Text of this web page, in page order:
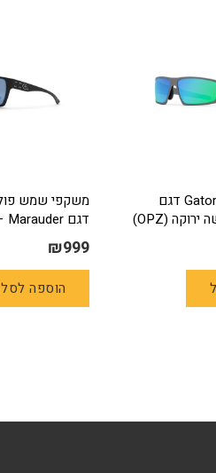
משקפי שמש Gatorz דגם
דגם Marauder – עדשה כחולה
₪999
הוספה לסל